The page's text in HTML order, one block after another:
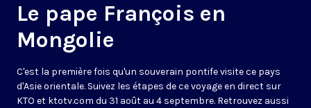
Le pape François en
Mongolie
C'est la première fois qu'un souverain pontife visite ce pays
d'Asie orientale. Suivez les étapes de ce voyage en direct sur
KTO et ktotv.com du 31 août au 4 septembre. Retrouvez aussi